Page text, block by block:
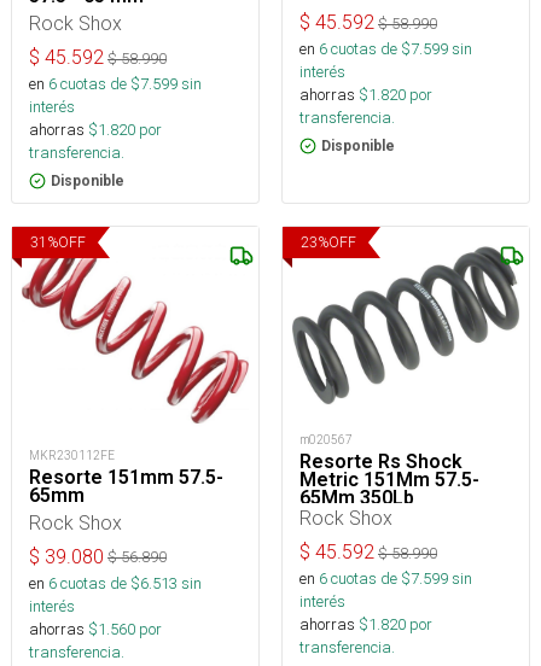
Rock Shox
$ 45.592 $58.990
en 6cuotas de $7.599sin
interés
ahorras $1.820 por
transferencia.
Disponible
$ 45.592 $58.990
en 6cuotas de $7.599sin
interés
ahorras $1.820 por
transferencia.
Disponible
31 %OFF
MKR230112FE
Resorte 151mm 57.5-
65mm
Rock Shox
$ 39.080 $56.890
en 6cuotas de $6.513 sin
interés
ahorras $1.560 por
transferencia.
23%OFF
m020567
Resorte Rs Shock
Metric 151Mm 57.5-
65Mm 350Lb
Rock Shox
$ 45.592 $58.990
en 6cuotas de $7.599sin
interés
ahorras $1.820 por
transferencia.